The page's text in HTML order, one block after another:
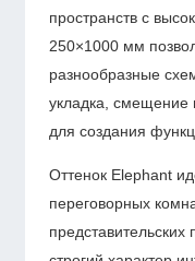
пространств с
250×1000 мм
разнообразные
укладка, смещение
для создания
Оттенок Elephant
переговорных
представительских